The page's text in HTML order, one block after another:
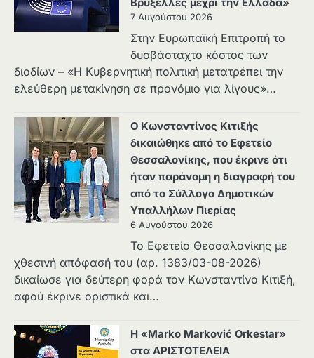
Βρυξέλλες μέχρι την Ελλάδα»
7 Αυγούστου 2026
Στην Ευρωπαϊκή Επιτροπή το
δυσβάσταχτο κόστος των
διοδίων – «Η Κυβερνητική πολιτική μετατρέπει την
ελεύθερη μετακίνηση σε προνόμιο για λίγους»…
Ο Κωνσταντίνος Κιτιξής
δικαιώθηκε από το Εφετείο
Θεσσαλονίκης, που έκρινε ότι
ήταν παράνομη η διαγραφή του
από το Σύλλογο Δημοτικών
Υπαλλήλων Πιερίας
6 Αυγούστου 2026
Το Εφετείο Θεσσαλονίκης με
χθεσινή απόφασή του (αρ. 1383/03-08-2026)
δικαίωσε για δεύτερη φορά τον Κωνσταντίνο Κιτιξή,
αφού έκρινε οριστικά και…
Η «Marko Marković Orkestar»
στα ΑΡΙΣΤΟΤΕΛΕΙΑ